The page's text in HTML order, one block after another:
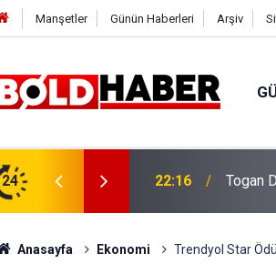
Manşetler Günün Haberleri Arşiv
24 19:32 Sıcak
Anasayfa Ekonomi Trendyol Star